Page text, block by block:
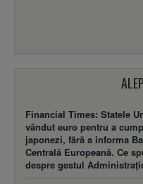
Financial Times: Statele
vândut euro pentru a
japonezi, fără a informa
Centrală Europeană. Ce
despre gestul